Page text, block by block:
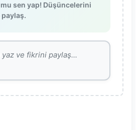
sen yap! Düşüncelerini